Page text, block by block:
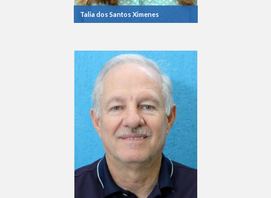
Talia dos Santos Ximenes